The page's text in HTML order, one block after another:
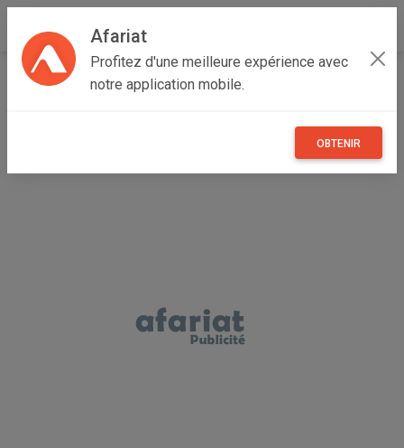
Afariat
Profitez d'une meilleure expérience avec
notre application mobile.
OBTENIR
Accueil Autres Grand Tunis Tunis